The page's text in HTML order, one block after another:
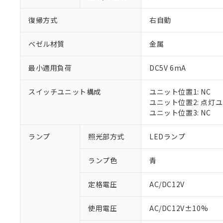
復帰方式 右自動
ベゼル材質 金属
最小適用負荷 DC5V 6mA
スイッチユニット構成
ユニット位置1: NC
ユニット位置2: 点灯
ユニット位置3: NC
ランプ 照光部方式 LEDランプ
ランプ色 青
定格電圧 AC/DC12V
使用電圧 AC/DC12V±10%
ご利用条件
※1 対応状況
調査・確認中：
非該当品：ライセ
仕入先様の事情に
があります。
※1 中国